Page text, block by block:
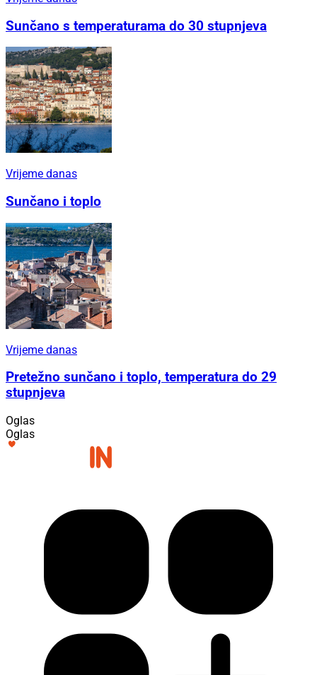
Sunčano s temperaturama do 30 stupnjeva
Vrijeme danas
Sunčano i toplo
Vrijeme danas
Pretežno sunčano i toplo, temperatura do 29
stupnjeva
Oglas
Oglas